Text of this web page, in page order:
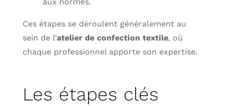
aux normes.
Ces étapes se déroulent généralement au
sein de l’atelier de confection textile, où
chaque professionnel apporte son expertise.
Les étapes clés